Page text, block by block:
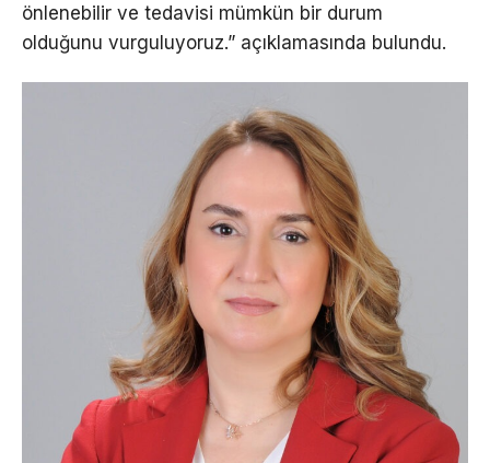
önlenebilir ve tedavisi mümkün bir durum
olduğunu vurguluyoruz.” açıklamasında bulundu.